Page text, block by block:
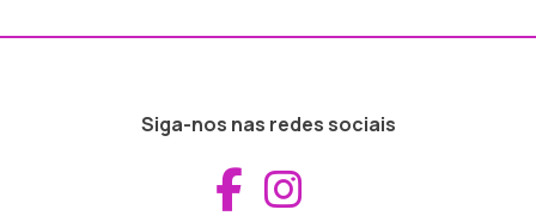
Siga-nos nas redes sociais
Aceder ao